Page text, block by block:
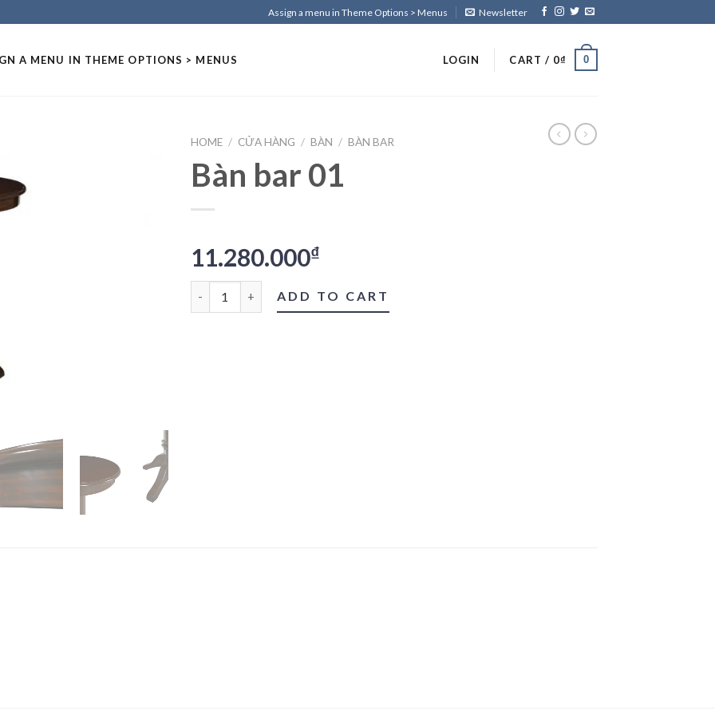
Assign a menu in Theme Options > Menus Newsletter
A MENU IN THEME OPTIONS > MENUS LOGIN CART / 0₫ 0
HOME / CỬA HÀNG / BÀN / BÀN BAR
Bàn bar 01
11.280.000₫
Bàn bar 01 quantityADD TO CART